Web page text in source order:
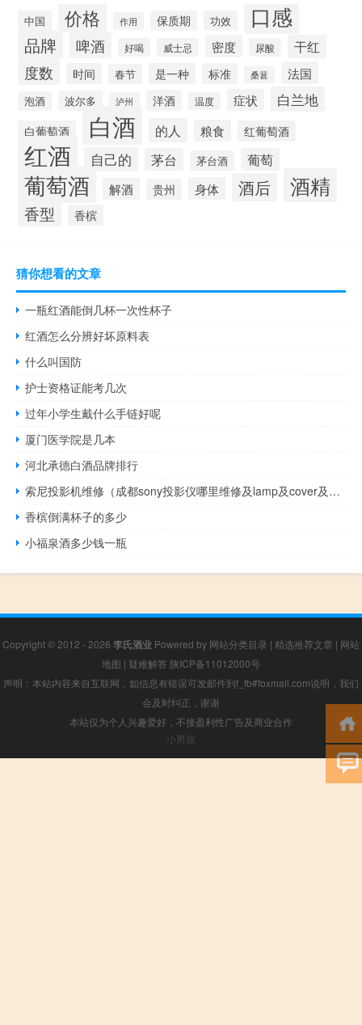
中国 价格 作用 保质期 功效 口感
品牌 啤酒 好喝 威士忌 密度 尿酸 干红
度数 时间 春节 是一种 标准 桑葚 法国
泡酒 波尔多 泸州 洋酒 温度 症状 白兰地
白葡萄酒 白酒 的人 粮食 红葡萄酒
红酒 自己的 茅台 茅台酒 葡萄
葡萄酒 解酒 贵州 身体 酒后 酒精
香型 香槟
猜你想看的文章
一瓶红酒能倒几杯一次性杯子
红酒怎么分辨好坏原料表
什么叫国防
护士资格证能考几次
过年小学生戴什么手链好呢
厦门医学院是几本
河北承德白酒品牌排行
索尼投影机维修（成都sony投影仪哪里维修及lamp及cover及开机闪这个灯是不是灯泡坏了）
香槟倒满杯子的多少
小福泉酒多少钱一瓶
Copyright © 2012 - 2026 李氏酒业 Powered by 网站分类目录 | 精选推荐文章 | 网站
地图 | 疑难解答 陕ICP备11012000号
声明：本站内容来自互联网，如信息有错误可发邮件到f_fb#foxmail.com说明，我们
会及时纠正，谢谢
本站仅为个人兴趣爱好，不接盈利性广告及商业合作
小男孩